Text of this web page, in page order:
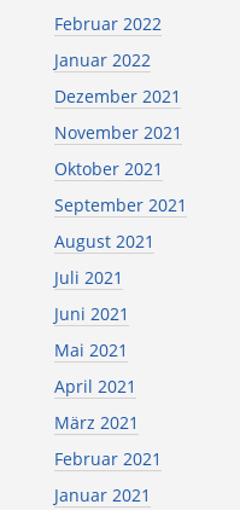
Februar 2022
Januar 2022
Dezember 2021
November 2021
Oktober 2021
September 2021
August 2021
Juli 2021
Juni 2021
Mai 2021
April 2021
März 2021
Februar 2021
Januar 2021